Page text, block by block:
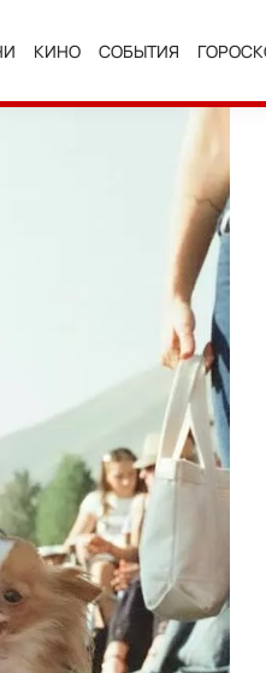
КИНО СОБЫТИЯ